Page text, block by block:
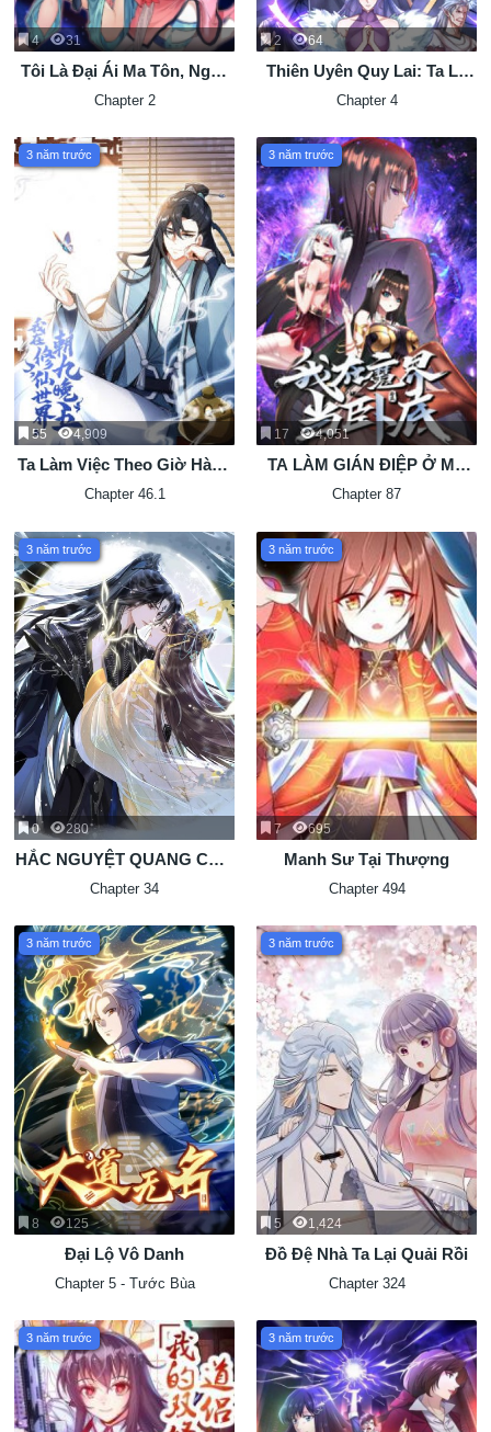
4 31
Tôi Là Đại Ái Ma Tôn, Ngay
Cả Nữ Đồ Đệ Cũng Muốn
Giết Tôi
Chapter 2
2 64
Thiên Uyên Quy Lai: Ta Là
Thiên Tai
Chapter 4
3 năm trước
55 4,909
Ta Làm Việc Theo Giờ Hành
Chính Ở Thế Giới Tu Tiên
Chapter 46.1
3 năm trước
17 4,051
TA LÀM GIÁN ĐIỆP Ở MA
GIỚI
Chapter 87
3 năm trước
0 280
HẮC NGUYỆT QUANG CẦM
CHẮC KỊCH BẢN BE
Chapter 34
3 năm trước
7 695
Manh Sư Tại Thượng
Chapter 494
3 năm trước
8 125
Đại Lộ Vô Danh
Chapter 5 - Tước Bùa
3 năm trước
5 1,424
Đồ Đệ Nhà Ta Lại Quải Rồi
Chapter 324
3 năm trước 3 năm trước